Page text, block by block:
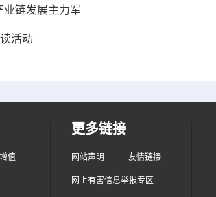
业链发展主力军
活动
值
更多链接
网站声明 友情链接
网上有害信息举报专区